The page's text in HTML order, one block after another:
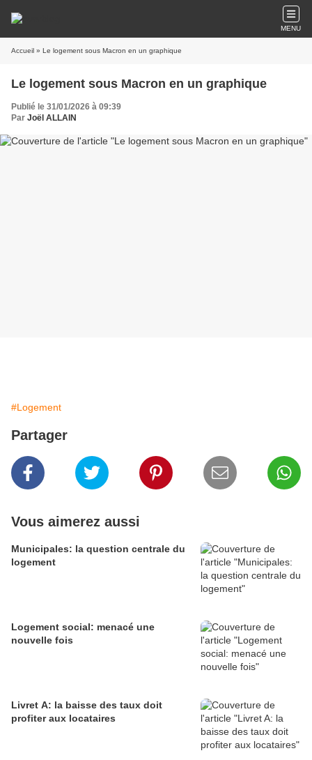
MENU
Accueil » Le logement sous Macron en un graphique
Le logement sous Macron en un graphique
Publié le 31/01/2026 à 09:39
Par Joël ALLAIN
#Logement
Partager
Vous aimerez aussi
Municipales: la question centrale du
logement
Logement social: menacé une
nouvelle fois
Livret A: la baisse des taux doit
profiter aux locataires